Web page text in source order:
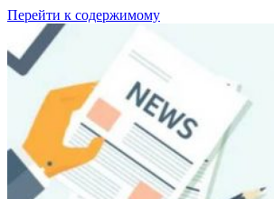
Перейти к содержимому